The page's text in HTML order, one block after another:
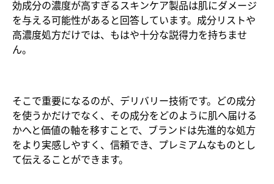
効成分の濃度が高すぎるスキンケア製品は肌にダメージ
を与える可能性があると回答しています。成分リストや
高濃度処方だけでは、もはや十分な説得力を持ちませ
ん。
そこで重要になるのが、デリバリー技術です。どの成分
を使うかだけでなく、その成分をどのように肌へ届ける
かへと価値の軸を移すことで、ブランドは先進的な処方
をより実感しやすく、信頼でき、プレミアムなものとし
て伝えることができます。